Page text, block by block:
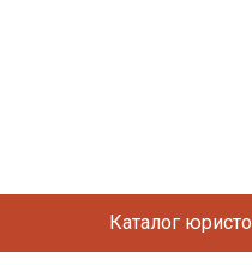
Каталог